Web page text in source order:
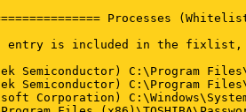
Processes
entry is included in the fixlist,
Semiconductor) C:\Program
Semiconductor) C:\Program
Corporation)